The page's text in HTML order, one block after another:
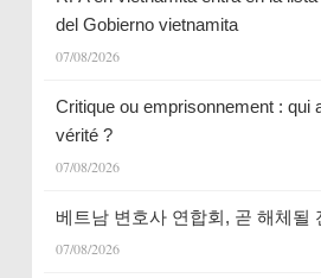
del Gobierno vietnamita
07/08/2026
Critique ou emprisonnement : qui
vérité ?
07/08/2026
베트남 변호사 연합회, 곧 해체될
07/08/2026